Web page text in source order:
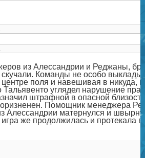
из Алессандрии и Реджаны,
скучали. Команды не особо
поля и навешивая в никуда,
углядел нарушение
штрафной в опасной
Помощник менеджера
Алессандрии матернулся и
же продолжилась и протекала